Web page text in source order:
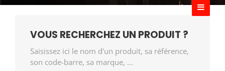
VOUS RECHERCHEZ UN PRODUIT ?
Saisissez ici le nom d'un produit, sa référence,
son code-barre, sa marque, ...